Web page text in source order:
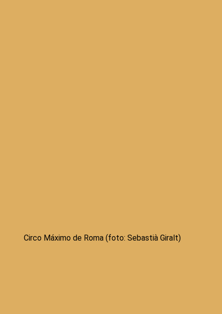
Circo Máximo de Roma (foto: Sebastià Giralt)